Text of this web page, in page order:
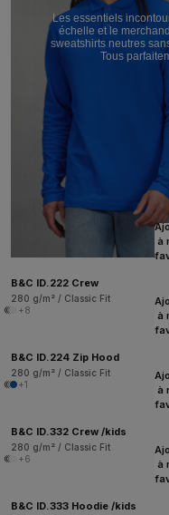
Les essentiels
échelle et le
sweatshirts neutres
Tous
à
B&C ID.222 Crew
280 g/m² / Classic Fit
+8
à
B&C ID.224 Zip Hood
280 g/m² / Classic Fit
+1
à
B&C ID.332 Crew /kids
280 g/m² / Classic Fit
+6
à
B&C ID.333 Hoodie /kids